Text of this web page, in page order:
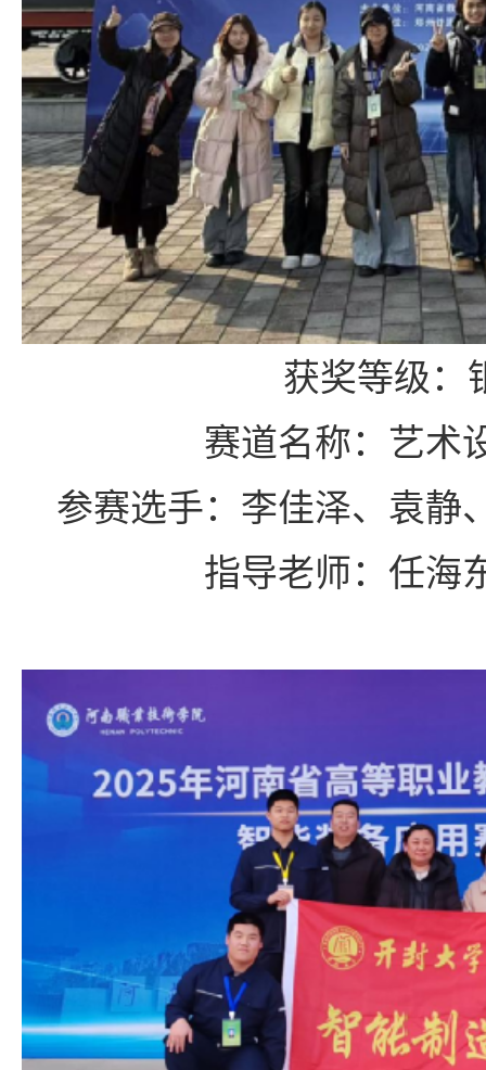
获奖等级：
赛道名称：艺术
参赛选手：李佳泽、袁静
指导老师：任海